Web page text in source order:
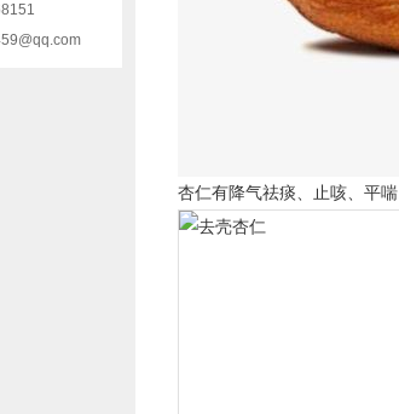
杏仁有降气祛痰、止咳、平